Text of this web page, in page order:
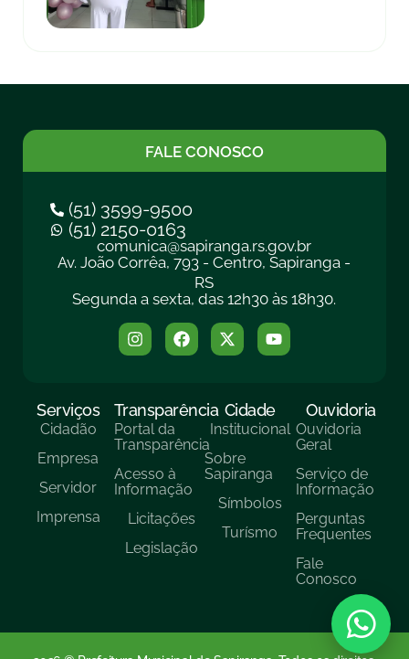
FALE CONOSCO
(51) 3599-9500
(51) 2150-0163
comunica@sapiranga.rs.gov.br
Av. João Corrêa, 793 - Centro, Sapiranga -
RS
Segunda a sexta, das 12h30 às 18h30.
Serviços
Cidadão
Empresa
Servidor
Imprensa
Transparência
Portal da
Transparência
Acesso à
Informação
Licitações
Legislação
Cidade
Institucional
Sobre
Sapiranga
Símbolos
Turísmo
Ouvidoria
Ouvidoria
Geral
Serviço de
Informação
Perguntas
Frequentes
Fale
Conosco